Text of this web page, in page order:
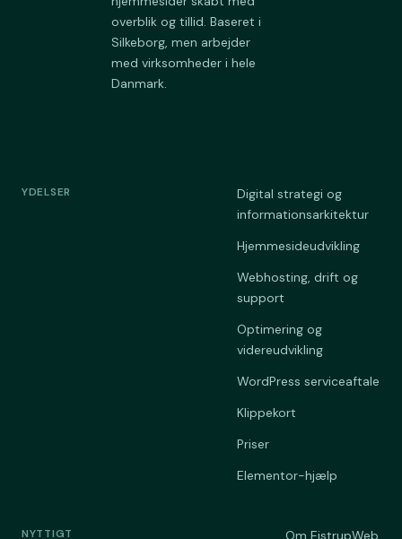
overblik og tillid. Baseret i
Silkeborg, men arbejder
med virksomheder i hele
Danmark.
YDELSER
Digital strategi og
informationsarkitektur
Hjemmesideudvikling
Webhosting, drift og
support
Optimering og
videreudvikling
WordPress serviceaftale
Klippekort
Priser
Elementor-hjælp
NYTTIGT Om EistrupWeb